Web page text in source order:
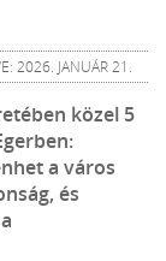
2026. JANUÁR 21.
közel 5
a város
és